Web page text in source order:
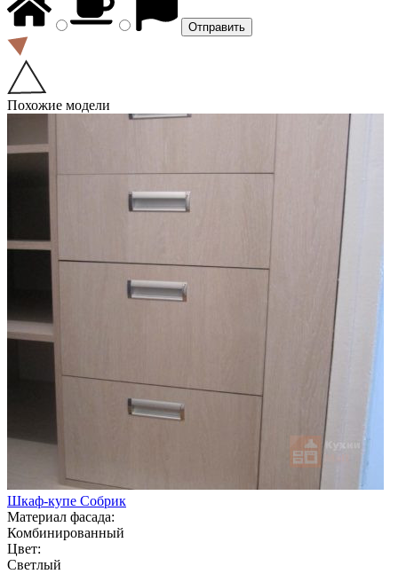
Похожие модели
Шкаф-купе Собрик
Материал фасада:
Комбинированный
Цвет:
Светлый